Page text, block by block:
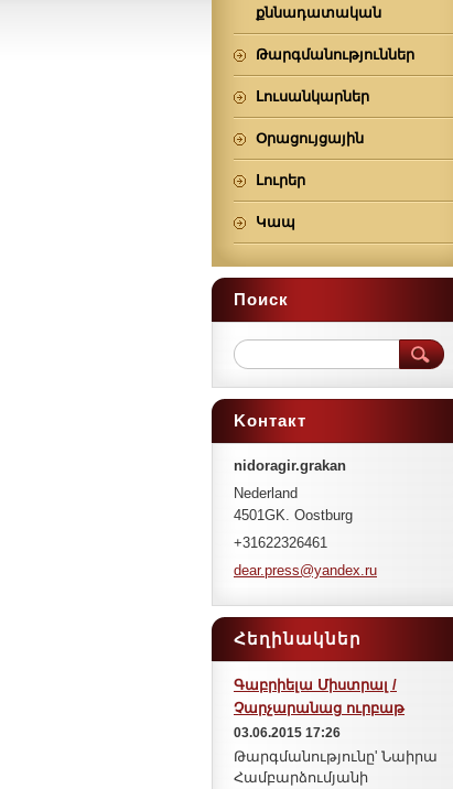
քննադատական
Թարգմանություններ
Լուսանկարներ
Օրացույցային
Լուրեր
Կապ
Поиск
Koнтакт
nidoragir.grakan
Nederland
4501GK. Oostburg
+31622326461
dear.press@yandex.ru
Հեղինակներ
Գաբրիելա Միստրալ /
Չարչարանաց ուրբաթ
03.06.2015 17:26
Թարգմանությունը' Նաիրա
Համբարձումյանի